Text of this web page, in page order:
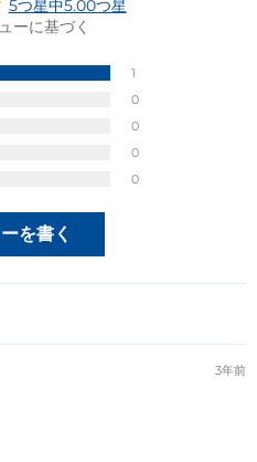
5つ星中5.00つ星
ーに基づく
1
0
0
0
0
を書く
3年前